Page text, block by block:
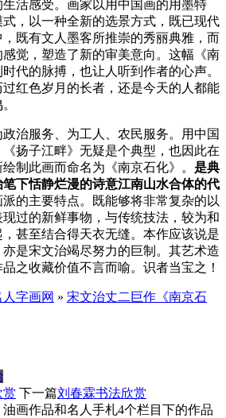
活感受。画家以用中国画的用墨特
，以一种全新的选景方式，既已现代
既有文人墨客所推崇的秀丽典雅，而
感觉，塑造了新的审美意向。这幅《南
代的脉搏，也让人听到作者的心声。
红色岁月的长者，还是今天的人都能
治服务、为工人、农民服务。用中国
扬子江畔》无疑是个典型，也因此在
制此画而命名为《南京石化》。 是典
下恬静烂漫的诗意江南山水合体的代
的主要特点。既能够将非常复杂的以
过的新鲜事物，与传统技法，较为和
甚至结合得天衣无缝。本作应该说是
是宋文治竭尽努力的巨制。其艺术造
之收藏价值不言而喻。识者当宝之！
人字画网 » 宋文治丈二巨作《南京石
赏 下一篇刘春霖书法欣赏
画作品和名人手札4个栏目下的作品